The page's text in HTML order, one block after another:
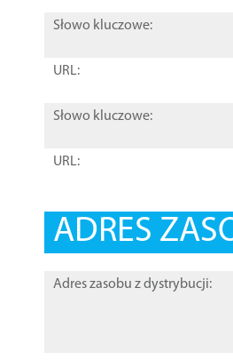
Słowo kluczowe:
URL:
Słowo kluczowe:
URL:
ADRES
Adres zasobu z dystrybucji: